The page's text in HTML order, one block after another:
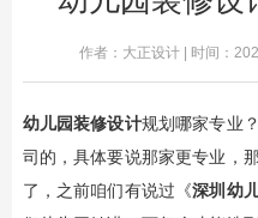
作者：大正设计 | 时间：
幼儿园装修设计规划哪家专业
司的，具体要说那家更专业，
了，之前咱们有说过《深圳幼